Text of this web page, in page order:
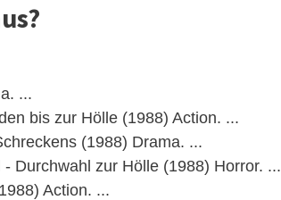
...
bis zur Hölle (1988) Action. ...
(1988) Drama. ...
Durchwahl zur Hölle (1988) Horror. ...
Action. ...